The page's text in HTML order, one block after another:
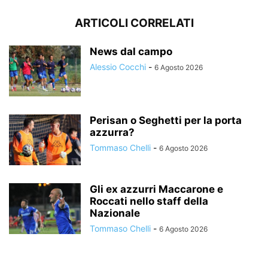
ARTICOLI CORRELATI
News dal campo
Alessio Cocchi - 6 Agosto 2026
Perisan o Seghetti per la porta
azzurra?
Tommaso Chelli - 6 Agosto 2026
Gli ex azzurri Maccarone e
Roccati nello staff della
Nazionale
Tommaso Chelli - 6 Agosto 2026